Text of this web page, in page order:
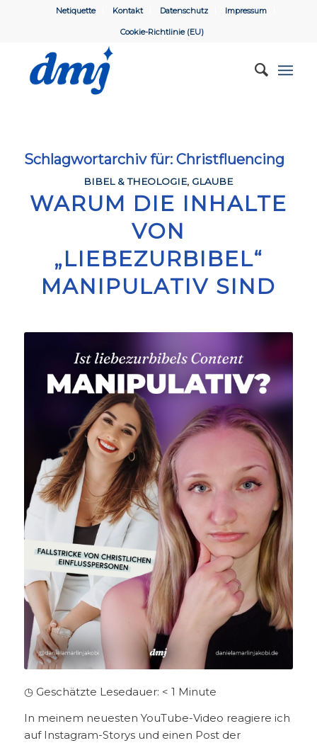
Netiquette Kontakt Datenschutz Impressum
Cookie-Richtlinie (EU)
Schlagwortarchiv für: Christfluencing
BIBEL & THEOLOGIE, GLAUBE
WARUM DIE INHALTE
VON
„LIEBEZURBIBEL“
MANIPULATIV SIND
◷ Geschätzte Lesedauer: < 1 Minute
In meinem neuesten YouTube-Video reagiere ich
auf Instagram-Storys und einen Post der